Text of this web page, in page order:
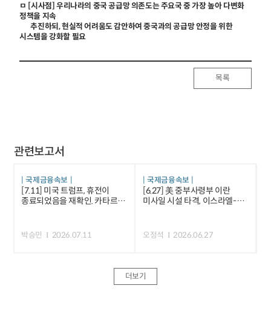
ㅁ [시사점] 우리나라의 중국 공급망 의존도는 주요국 중 가장 높아 다변화
정책을 지속
추진하되, 현실적 어려움도 감안하여 중국과의 공급망 안정을 위한
시스템을 강화할 필요
목록
관련보고서
국제금융속보
[7.11] 미국 트럼프, 휴전이
종료되었음을 재확인. 카타르 등
박승민 2026.07.11
국제금융속보
[6.27] 美 중부사령부 이란
미사일 시설 타격, 이스라엘-
오정석 2026.06.27
더보기